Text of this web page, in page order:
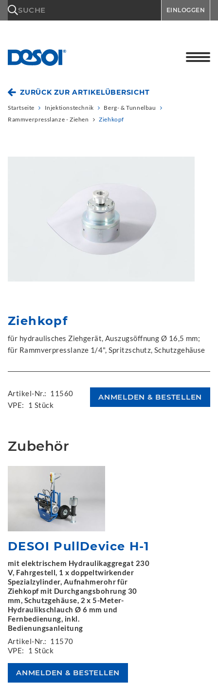
SUCHE EINLOGGEN
ZURÜCK ZUR ARTIKELÜBERSICHT
Startseite Injektionstechnik
Berg- & Tunnelbau
Rammverpresslanze - Ziehen
Ziehkopf
Ziehkopf
für hydraulisches Ziehgerät, Auszugsöffnung Ø 16,5 mm;
für Rammverpresslanze 1/4", Spritzschutz, Schutzgehäuse
Artikel-Nr.: 11560
VPE:
1 Stück
Zubehör
DESOI PullDevice H-1
mit elektrischem Hydraulikaggregat 230
V, Fahrgestell, 1 x doppeltwirkender
Spezialzylinder, Aufnahmerohr für
Ziehkopf mit Durchgangsbohrung 30
mm, Schutzgehäuse, 2 x 5-Meter-
Hydraulikschlauch Ø 6 mm und
Fernbedienung, inkl.
Bedienungsanleitung
Artikel-Nr.: 11570
VPE:
1 Stück